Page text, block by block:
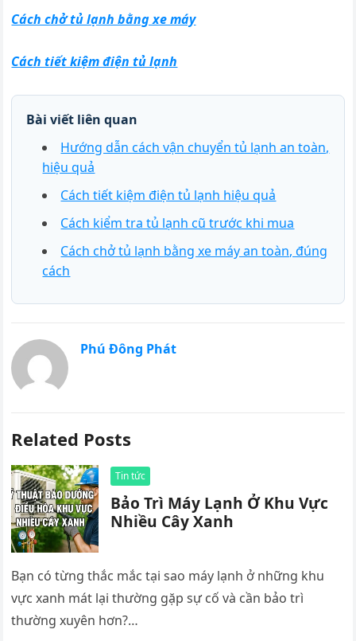
Cách chở tủ lạnh bằng xe máy
Cách tiết kiệm điện tủ lạnh
Bài viết liên quan
Hướng dẫn cách vận chuyển tủ lạnh an toàn,
hiệu quả
Cách tiết kiệm điện tủ lạnh hiệu quả
Cách kiểm tra tủ lạnh cũ trước khi mua
Cách chở tủ lạnh bằng xe máy an toàn, đúng
cách
Phú Đông Phát
Related Posts
Tin tức
Bảo Trì Máy Lạnh Ở Khu Vực
Nhiều Cây Xanh
Bạn có từng thắc mắc tại sao máy lạnh ở những khu
vực xanh mát lại thường gặp sự cố và cần bảo trì
thường xuyên hơn?…